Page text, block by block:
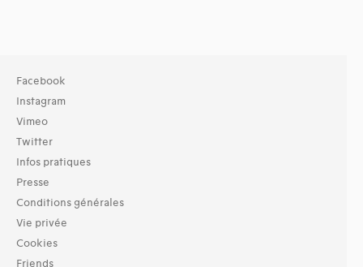
Facebook
Instagram
Vimeo
Twitter
Infos pratiques
Presse
Conditions générales
Vie privée
Cookies
Friends